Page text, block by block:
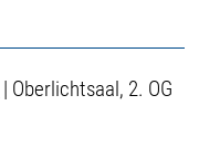
| Oberlichtsaal, 2. OG